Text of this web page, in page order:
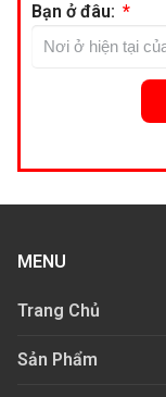
Bạn ở đâu:
MENU
Trang Chủ
Sản Phẩm